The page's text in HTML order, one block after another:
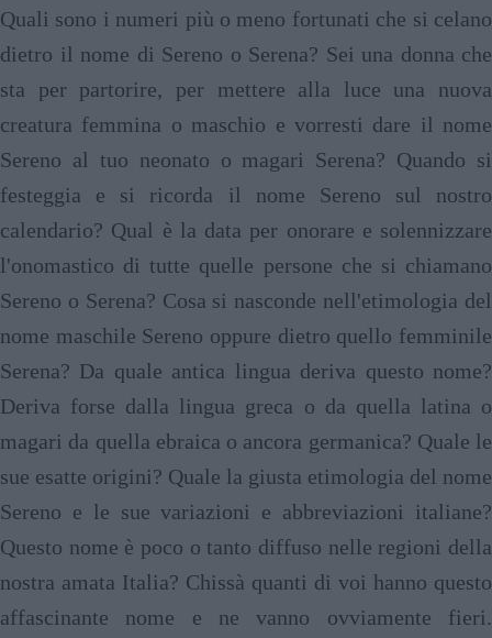
Quali sono i numeri più o meno fortunati che si celano
dietro il nome di Sereno o Serena? Sei una donna che
sta per partorire, per mettere alla luce una nuova
creatura femmina o maschio e vorresti dare il nome
Sereno al tuo neonato o magari Serena? Quando si
festeggia e si ricorda il nome Sereno sul nostro
calendario? Qual è la data per onorare e solennizzare
l'onomastico di tutte quelle persone che si chiamano
Sereno o Serena? Cosa si nasconde nell'etimologia del
nome maschile Sereno oppure dietro quello femminile
Serena? Da quale antica lingua deriva questo nome?
Deriva forse dalla lingua greca o da quella latina o
magari da quella ebraica o ancora germanica? Quale le
sue esatte origini? Quale la giusta etimologia del nome
Sereno e le sue variazioni e abbreviazioni italiane?
Questo nome è poco o tanto diffuso nelle regioni della
nostra amata Italia? Chissà quanti di voi hanno questo
affascinante nome e ne vanno ovviamente fieri.